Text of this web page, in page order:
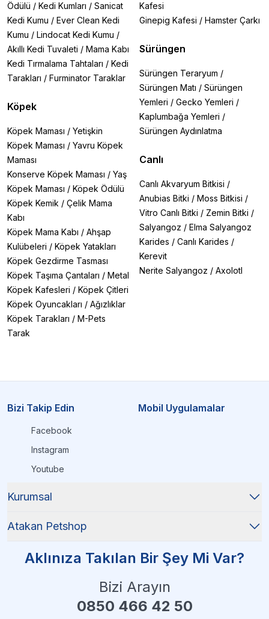
Ödülü / Kedi Kumları / Sanicat
Kedi Kumu / Ever Clean Kedi
Kumu / Lindocat Kedi Kumu /
Akıllı Kedi Tuvaleti / Mama Kabı
Kedi Tırmalama Tahtaları / Kedi
Tarakları / Furminator Taraklar
Köpek
Köpek Maması / Yetişkin
Köpek Maması / Yavru Köpek
Maması
Konserve Köpek Maması / Yaş
Köpek Maması / Köpek Ödülü
Köpek Kemik / Çelik Mama
Kabı
Köpek Mama Kabı / Ahşap
Kulübeleri / Köpek Yatakları
Köpek Gezdirme Tasması
Köpek Taşıma Çantaları / Metal
Köpek Kafesleri / Köpek Çitleri
Köpek Oyuncakları / Ağızlıklar
Köpek Tarakları / M-Pets
Tarak
Kafesi
Ginepig Kafesi / Hamster Çarkı
Sürüngen
Sürüngen Teraryum /
Sürüngen Matı / Sürüngen
Yemleri / Gecko Yemleri /
Kaplumbağa Yemleri /
Sürüngen Aydınlatma
Canlı
Canlı Akvaryum Bitkisi /
Anubias Bitki / Moss Bitkisi /
Vitro Canlı Bitki / Zemin Bitki /
Salyangoz / Elma Salyangoz
Karides / Canlı Karides /
Kerevit
Nerite Salyangoz / Axolotl
Bizi Takip Edin
Facebook
Instagram
Youtube
Mobil Uygulamalar
Kurumsal
Atakan Petshop
Aklınıza Takılan Bir Şey Mi Var?
Bizi Arayın
0850 466 42 50